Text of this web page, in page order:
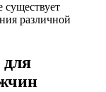
различной